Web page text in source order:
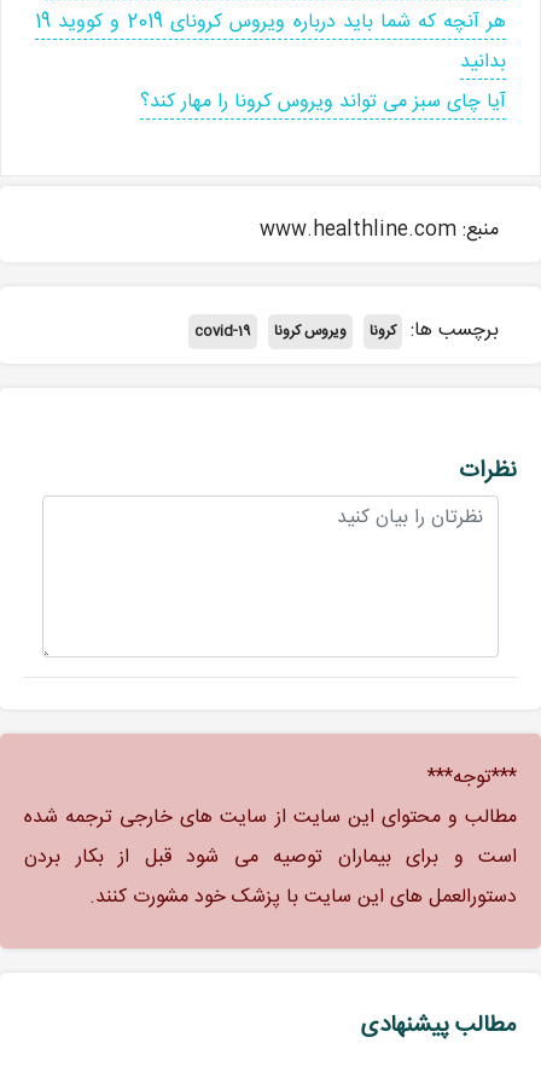
هر آنچه که شما باید درباره ویروس کرونای 2019 و کووید 19
بدانید
آیا چای سبز می تواند ویروس کرونا را مهار کند؟
منبع: www.healthline.com
برچسب ها: کرونا ویروس کرونا covid-19
نظرات
***توجه***
مطالب و محتوای این سایت از سایت های خارجی ترجمه شده
است و برای بیماران توصیه می شود قبل از بکار بردن
دستورالعمل های این سایت با پزشک خود مشورت کنند.
مطالب پیشنهادی